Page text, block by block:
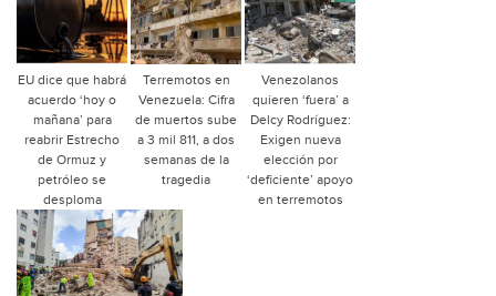
EU dice que habrá
acuerdo ‘hoy o
mañana’ para
reabrir Estrecho
de Ormuz y
petróleo se
desploma
Terremotos en
Venezuela: Cifra
de muertos sube
a 3 mil 811, a dos
semanas de la
tragedia
Venezolanos
quieren ‘fuera’ a
Delcy Rodríguez:
Exigen nueva
elección por
‘deficiente’ apoyo
en terremotos